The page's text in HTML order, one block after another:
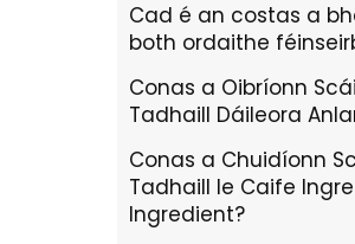
Cad é an costas a
both ordaithe
Conas a Oibríonn
Tadhaill Dáileora
Conas a Chuidíonn
Tadhaill le Caife
Ingredient?